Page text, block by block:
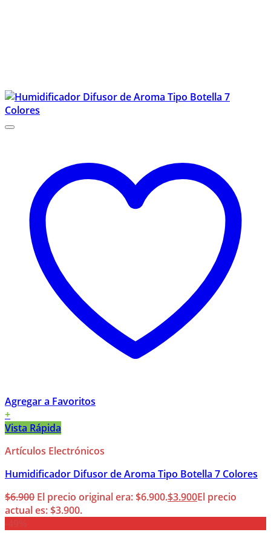
Agregar a Favoritos
+
Vista Rápida
Artículos Electrónicos
Humidificador Difusor de Aroma Tipo Botella 7 Colores
$6.900 El precio original era: $6.900.$3.900El precio
actual es: $3.900.